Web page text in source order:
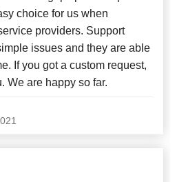
choice for us when
providers. Support
issues and they are able
If you got a custom request,
We are happy so far.